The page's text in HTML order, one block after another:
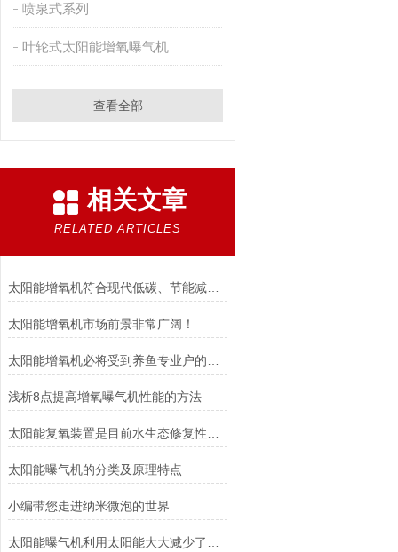
喷泉式系列
叶轮式太阳能增氧曝气机
查看全部
相关文章
RELATED ARTICLES
太阳能增氧机符合现代低碳、节能减排的要求
太阳能增氧机市场前景非常广阔！
浅析8点提高增氧曝气机性能的方法
太阳能曝气机的分类及原理特点
小编带您走进纳米微泡的世界